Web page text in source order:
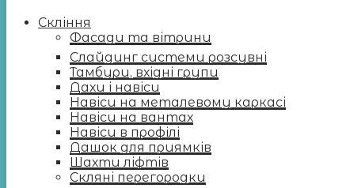
Скління
Фасади та вітрини
Слайдинг системи розсувні
Тамбури, вхідні групи
Дахи і навіси
Навіси на металевому каркасі
Навіси на вантах
Навіси в профілі
Дашок для приямків
Шахти ліфтів
Скляні перегородки